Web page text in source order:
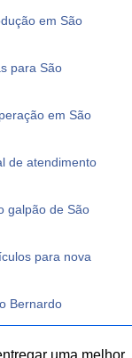
em São
para São
em São
de atendimento
galpão de São
para nova
Bernardo
uma melhor